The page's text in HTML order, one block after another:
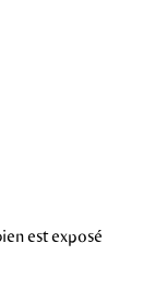
est exposé